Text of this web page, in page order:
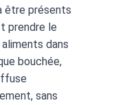
être présents
prendre le
dans
bouchée,
sans